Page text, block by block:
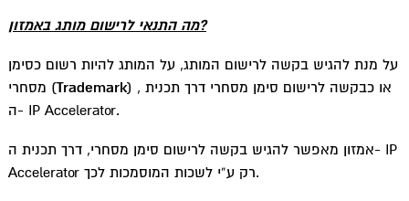
מה התנאי לרישום מותג באמזון?
על מנת להגיש בקשה לרישום המותג, על המותג להיות רשום כסימן
מסחרי (Trademark) , או כבקשה לרישום סימן מסחרי דרך תכנית
ה- IP Accelerator.
אמזון מאפשר להגיש בקשה לרישום סימן מסחרי, דרך תכנית ה- IP
Accelerator רק ע”י לשכות המוסמכות לכך.